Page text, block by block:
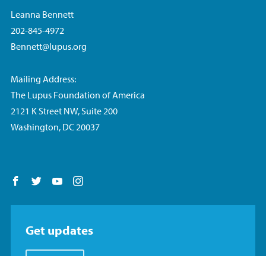
Leanna Bennett
202-845-4972
Bennett@lupus.org
Mailing Address:
The Lupus Foundation of America
2121 K Street NW, Suite 200
Washington, DC 20037
Follow us on Facebook
Follow us on Twitter
Follow us on YouTube
Get updates